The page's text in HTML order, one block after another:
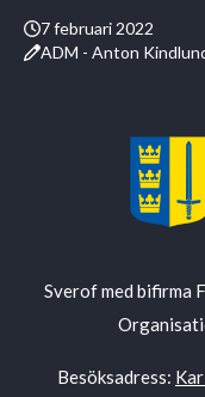
7 februari 2022
ADM - Anton
Sverof med bifirma
Besöksadress: